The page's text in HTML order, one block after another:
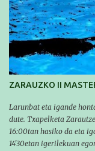
Contreras , en una
Las pruebas empezarán
australianas y después
participantes. Toda la
encontraréis en nuestra
https://
p06awl ¡Mucha suert...
ZARAUZKO II
Larunbat eta igande
dute. Txapelketa
16:00tan hasiko da eta
14'30etan igerilekuan